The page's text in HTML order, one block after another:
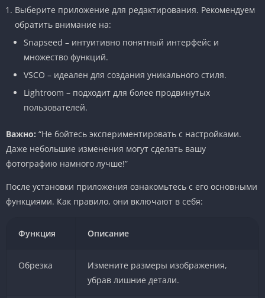
Выберите приложение для редактирования. Рекомендуем
обратить внимание на:
Snapseed – интуитивно понятный интерфейс и
множество функций.
VSCO – идеален для создания уникального стиля.
Lightroom – подходит для более продвинутых
пользователей.
Важно: “Не бойтесь экспериментировать с настройками.
Даже небольшие изменения могут сделать вашу
фотографию намного лучше!”
После установки приложения ознакомьтесь с его основными
функциями. Как правило, они включают в себя:
Функция Описание
Обрезка
Измените размеры изображения,
убрав лишние детали.